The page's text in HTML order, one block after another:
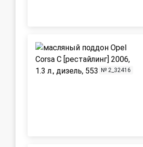
№ 2_32416